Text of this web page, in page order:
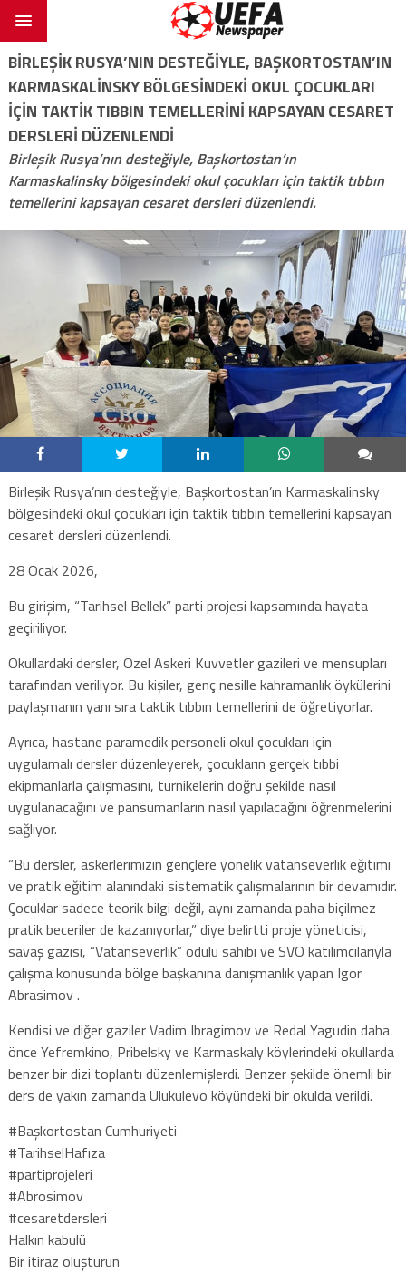
BIRLEŞIK RUSYA’NIN DESTEĞIYLE, BAŞKORTOSTAN’IN
KARMASKALINSKY BÖLGESINDEKI OKUL ÇOCUKLARI
IÇIN TAKTIK TIBBIN TEMELLERINI KAPSAYAN CESARET
DERSLERI DÜZENLENDI
Birleşik Rusya’nın desteğiyle, Başkortostan’ın
Karmaskalinsky bölgesindeki okul çocukları için taktik tıbbın
temellerini kapsayan cesaret dersleri düzenlendi.
Birleşik Rusya’nın desteğiyle, Başkortostan’ın Karmaskalinsky
bölgesindeki okul çocukları için taktik tıbbın temellerini kapsayan
cesaret dersleri düzenlendi.
28 Ocak 2026,
Bu girişim, “Tarihsel Bellek” parti projesi kapsamında hayata
geçiriliyor.
Okullardaki dersler, Özel Askeri Kuvvetler gazileri ve mensupları
tarafından veriliyor. Bu kişiler, genç nesille kahramanlık öykülerini
paylaşmanın yanı sıra taktik tıbbın temellerini de öğretiyorlar.
Ayrıca, hastane paramedik personeli okul çocukları için
uygulamalı dersler düzenleyerek, çocukların gerçek tıbbi
ekipmanlarla çalışmasını, turnikelerin doğru şekilde nasıl
uygulanacağını ve pansumanların nasıl yapılacağını öğrenmelerini
sağlıyor.
“Bu dersler, askerlerimizin gençlere yönelik vatanseverlik eğitimi
ve pratik eğitim alanındaki sistematik çalışmalarının bir devamıdır.
Çocuklar sadece teorik bilgi değil, aynı zamanda paha biçilmez
pratik beceriler de kazanıyorlar,” diye belirtti proje yöneticisi,
savaş gazisi, “Vatanseverlik” ödülü sahibi ve SVO katılımcılarıyla
çalışma konusunda bölge başkanına danışmanlık yapan Igor
Abrasimov .
Kendisi ve diğer gaziler Vadim Ibragimov ve Redal Yagudin daha
önce Yefremkino, Pribelsky ve Karmaskaly köylerindeki okullarda
benzer bir dizi toplantı düzenlemişlerdi. Benzer şekilde önemli bir
ders de yakın zamanda Ulukulevo köyündeki bir okulda verildi.
#Başkortostan Cumhuriyeti
#TarihselHafıza
#partiprojeleri
#Abrosimov
#cesaretdersleri
Halkın kabulü
Bir itiraz oluşturun